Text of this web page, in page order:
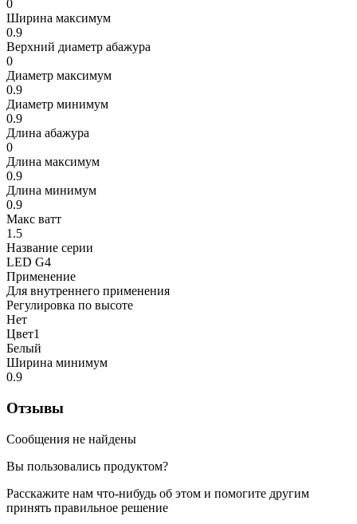
0
Ширина максимум
0.9
Верхний диаметр абажура
0
Диаметр максимум
0.9
Диаметр минимум
0.9
Длина абажура
0
Длина максимум
0.9
Длина минимум
0.9
Макс ватт
1.5
Название серии
LED G4
Применение
Для внутреннего применения
Регулировка по высоте
Нет
Цвет1
Белый
Ширина минимум
0.9
Отзывы
Сообщения не найдены
Вы пользовались продуктом?
Расскажите нам что-нибудь об этом и помогите другим
принять правильное решение